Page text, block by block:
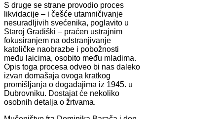
S druge se strane provodio proces
likvidacije – i češće utamničivanje
nesuradljivih svećenika, poglavito u
Staroj Gradiški – praćen ustrajnim
fokusiranjem na odstranjivanje
katoličke naobrazbe i pobožnosti
među laicima, osobito među mladima.
Opis toga procesa odveo bi nas daleko
izvan domašaja ovoga kratkog
promišljanja o događajima iz 1945. u
Dubrovniku. Dostajat će nekoliko
osobnih detalja o žrtvama.